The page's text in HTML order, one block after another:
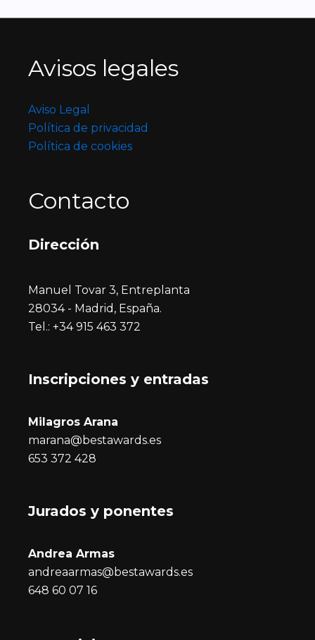
Avisos legales
Aviso Legal
Política de privacidad
Política de cookies
Contacto
Dirección
Manuel Tovar 3, Entreplanta
28034 - Madrid, España.
Tel.: +34 915 463 372
Inscripciones y entradas
Milagros Arana
marana@bestawards.es
653 372 428
Jurados y ponentes
Andrea Armas
andreaarmas@bestawards.es
648 60 07 16